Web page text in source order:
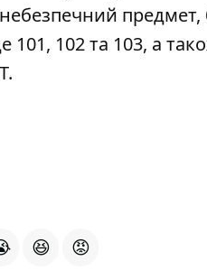
101, 102 та 103, а
.
😆 😡